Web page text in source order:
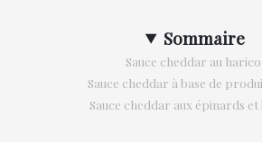
Sommaire
Sauce cheddar au
Sauce cheddar à base de
Sauce cheddar aux épinards